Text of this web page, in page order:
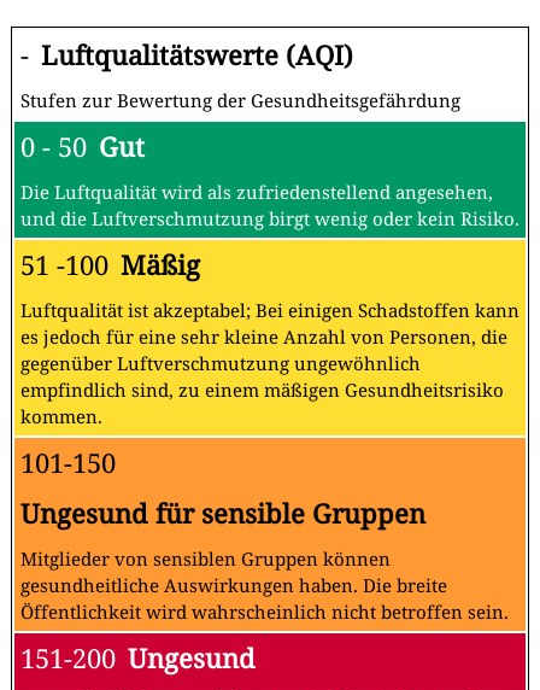
- Luftqualitätswerte (AQI)
Stufen zur Bewertung der Gesundheitsgefährdung
0 - 50 Gut
Die Luftqualität wird als zufriedenstellend angesehen,
und die Luftverschmutzung birgt wenig oder kein Risiko.
51 -100 Mäßig
Luftqualität ist akzeptabel; Bei einigen Schadstoffen kann
es jedoch für eine sehr kleine Anzahl von Personen, die
gegenüber Luftverschmutzung ungewöhnlich
empfindlich sind, zu einem mäßigen Gesundheitsrisiko
kommen.
101-150
Ungesund für sensible Gruppen
Mitglieder von sensiblen Gruppen können
gesundheitliche Auswirkungen haben. Die breite
Öffentlichkeit wird wahrscheinlich nicht betroffen sein.
151-200 Ungesund